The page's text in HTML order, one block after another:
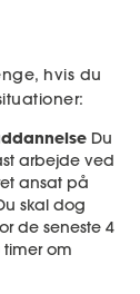
hvis du
Du
arbejde ved
ansat på
skal dog
de seneste 4
om